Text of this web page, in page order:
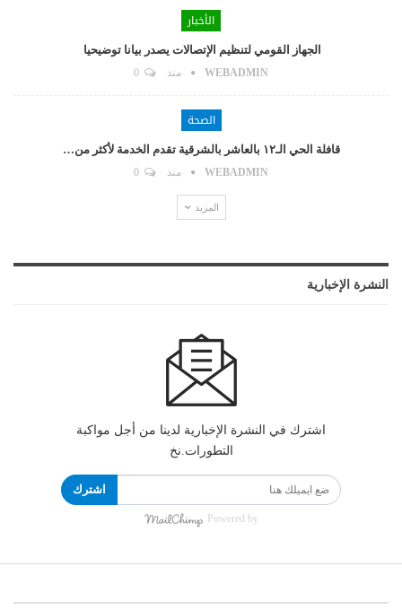
الأخبار
الجهاز القومي لتنظيم الإتصالات يصدر بيانا توضيحيا
WEBADMIN منذ
الصحة
قافلة الحي الـ١٢ بالعاشر بالشرقية تقدم الخدمة لأكثر من…
WEBADMIN منذ
المزيد
النشرة الإخبارية
اشترك في النشرة الإخبارية لدينا من أجل مواكبة
التطورات.نخ
اشترك
Powered by